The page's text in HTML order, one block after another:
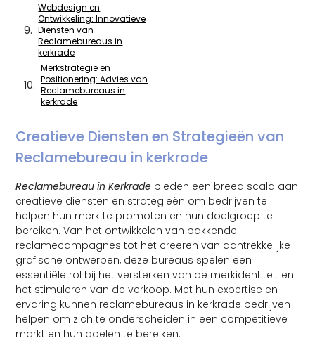
Webdesign en
Ontwikkeling: Innovatieve
Diensten van
Reclamebureaus in
kerkrade
Merkstrategie en
Positionering: Advies van
Reclamebureaus in
kerkrade
Creatieve Diensten en Strategieën van
Reclamebureau in kerkrade
Reclamebureau in Kerkrade bieden een breed scala aan
creatieve diensten en strategieën om bedrijven te
helpen hun merk te promoten en hun doelgroep te
bereiken. Van het ontwikkelen van pakkende
reclamecampagnes tot het creëren van aantrekkelijke
grafische ontwerpen, deze bureaus spelen een
essentiële rol bij het versterken van de merkidentiteit en
het stimuleren van de verkoop. Met hun expertise en
ervaring kunnen reclamebureaus in kerkrade bedrijven
helpen om zich te onderscheiden in een competitieve
markt en hun doelen te bereiken.